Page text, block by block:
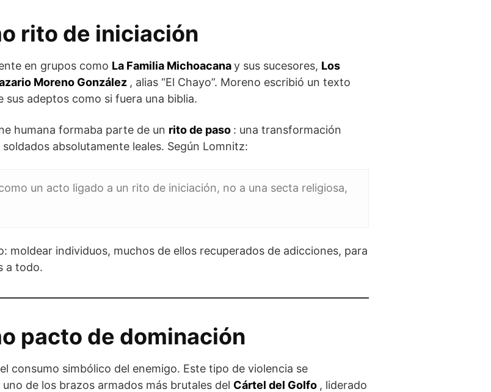
rito de iniciación
en grupos como La Familia Michoacanay sus sucesores, Los
Moreno González , alias “El Chayo”. Moreno escribió un texto
sus adeptos como si fuera una biblia.
humana formaba parte de un rito de paso : una transformación
absolutamente leales. Según Lomnitz:
un acto ligado a un rito de iniciación, no a una secta religiosa,
moldear individuos, muchos de ellos recuperados de adicciones, para
a todo.
pacto de dominación
consumo simbólico del enemigo. Este tipo de violencia se
uno de los brazos armados más brutales del Cártel del Golfo , liderado